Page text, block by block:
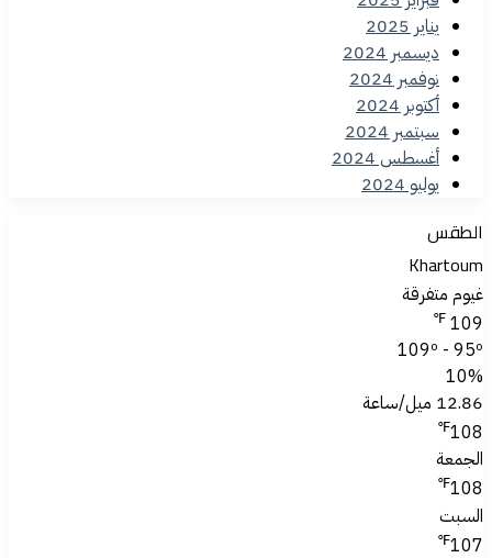
يناير 2025
ديسمبر 2024
نوفمبر 2024
أكتوبر 2024
سبتمبر 2024
أغسطس 2024
يوليو 2024
الطقس
Khartoum
غيوم متفرقة
109
℉
109º - 95º
10%
12.86 ميل/ساعة
108
℉
الجمعة
108
℉
السبت
107
℉